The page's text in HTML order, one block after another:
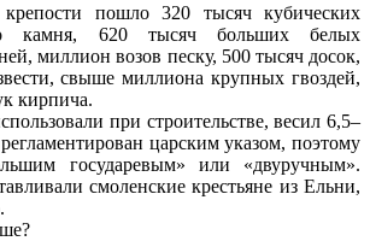
крепости пошло 320 тысяч кубических
камня, 620 тысяч больших белых
миллион возов песку, 500 тысяч досок,
свыше миллиона крупных гвоздей,
кирпича.
при строительстве, весил 6,5–
царским указом, поэтому
государевым» или «двуручным».
смоленские крестьяне из Ельни,